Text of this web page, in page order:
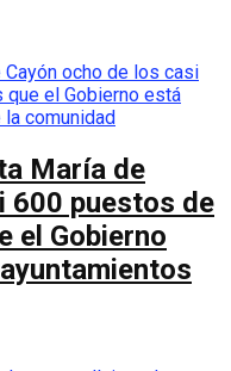
María de
600 puestos de
el Gobierno